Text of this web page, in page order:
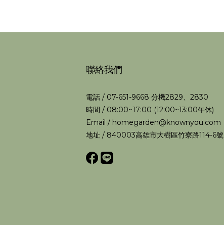
聯絡我們
電話 / 07-651-9668 分機2829、2830
時間 / 08:00~17:00 (12:00~13:00午休)
Email / homegarden@knownyou.com
地址 / 840003高雄市大樹區竹寮路114-6號